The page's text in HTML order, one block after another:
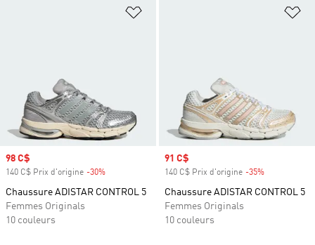
Ajouter à la Liste de produits
Prix soldé
98 C$
140 C$ Prix d'origine -30%
Chaussure ADISTAR CONTROL 5
Femmes Originals
10 couleurs
Prix soldé
91 C$
140 C$ Prix d'origine -35%
Chaussure ADISTAR CONTROL 5
Femmes Originals
10 couleurs